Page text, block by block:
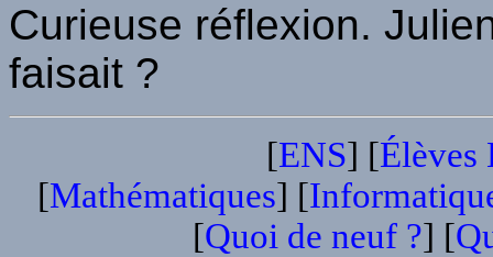
Curieuse réflexion.
faisait ?
[ENS] [Élèves
[Mathématiques] [
[Quoi de neuf ?] [